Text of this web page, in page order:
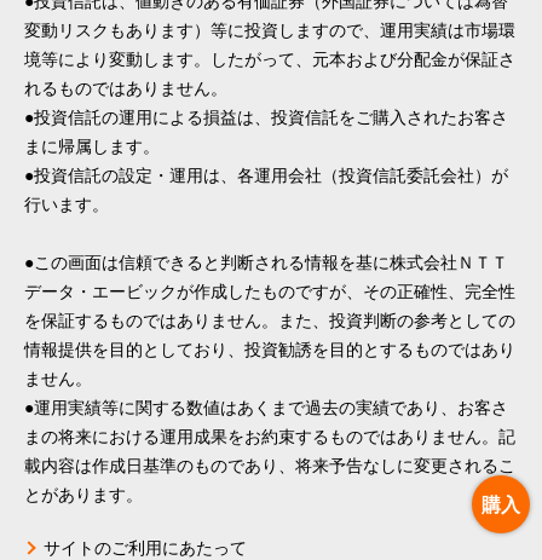
変動リスクもあります）等に投資しますので、運用実績は市場環
境等により変動します。したがって、元本および分配金が保証さ
れるものではありません。
●投資信託の運用による損益は、投資信託をご購入されたお客さ
まに帰属します。
●投資信託の設定・運用は、各運用会社（投資信託委託会社）が
行います。
●この画面は信頼できると判断される情報を基に株式会社ＮＴＴ
データ・エービックが作成したものですが、その正確性、完全性
を保証するものではありません。また、投資判断の参考としての
情報提供を目的としており、投資勧誘を目的とするものではあり
ません。
●運用実績等に関する数値はあくまで過去の実績であり、お客さ
まの将来における運用成果をお約束するものではありません。記
載内容は作成日基準のものであり、将来予告なしに変更されるこ
とがあります。
サイトのご利用にあたって
購入